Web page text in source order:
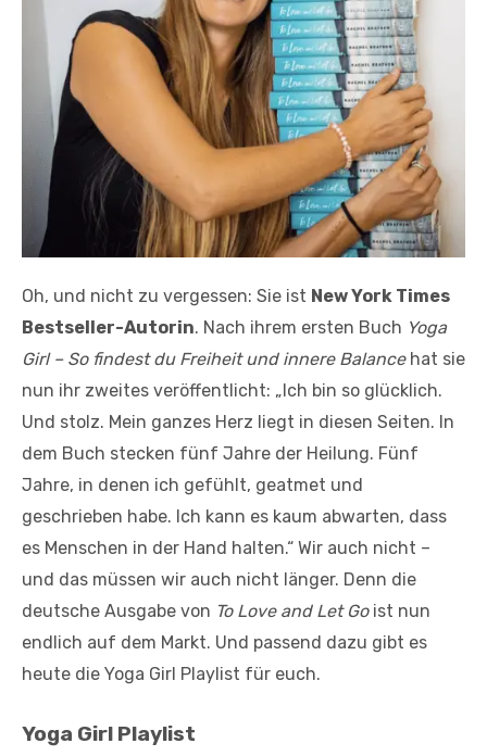
Oh, und nicht zu vergessen: Sie ist New York Times
Bestseller-Autorin. Nach ihrem ersten Buch Yoga
Girl – So findest du Freiheit und innere Balancehat sie
nun ihr zweites veröffentlicht: „Ich bin so glücklich.
Und stolz. Mein ganzes Herz liegt in diesen Seiten. In
dem Buch stecken fünf Jahre der Heilung. Fünf
Jahre, in denen ich gefühlt, geatmet und
geschrieben habe. Ich kann es kaum abwarten, dass
es Menschen in der Hand halten.“ Wir auch nicht –
und das müssen wir auch nicht länger. Denn die
deutsche Ausgabe von To Love and Let Goist nun
endlich auf dem Markt. Und passend dazu gibt es
heute die Yoga Girl Playlist für euch.
Yoga Girl Playlist